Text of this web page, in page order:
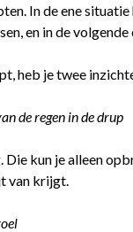
In de ene
en in de
heb je twee
de regen in de drup
kun je alleen
van krijgt.